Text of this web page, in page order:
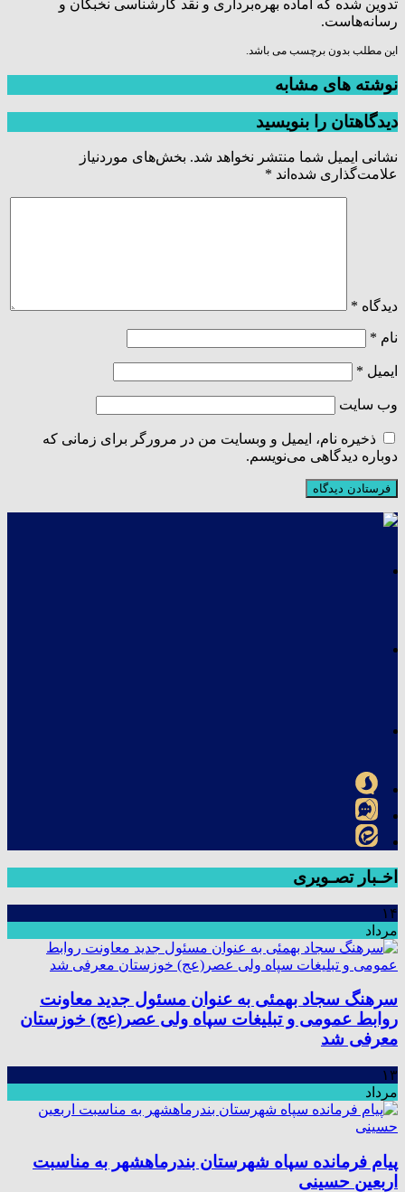
تدوین شده که آماده بهره‌برداری و نقد کارشناسی نخبگان و
رسانه‌هاست.
این مطلب بدون برچسب می باشد.
نوشته های مشابه
دیدگاهتان را بنویسید
نشانی ایمیل شما منتشر نخواهد شد. بخش‌های موردنیاز
علامت‌گذاری شده‌اند *
دیدگاه *
نام *
ایمیل *
وب‌ سایت
ذخیره نام، ایمیل و وبسایت من در مرورگر برای زمانی که
دوباره دیدگاهی می‌نویسم.
اخـبار تصـویری
۱۴
مرداد
سرهنگ سجاد بهمئی به عنوان مسئول جدید معاونت
روابط عمومی و تبلیغات سپاه ولی عصر(عج) خوزستان
معرفی شد
۱۳
مرداد
پیام فرمانده سپاه شهرستان بندرماهشهر به مناسبت
اربعین حسینی